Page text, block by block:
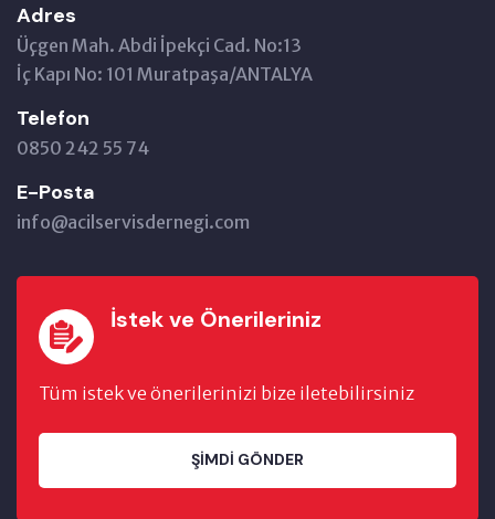
Adres
Üçgen Mah. Abdi İpekçi Cad. No:13
İç Kapı No: 101 Muratpaşa/ANTALYA
Telefon
0850 242 55 74
E-Posta
info@acilservisdernegi.com
İstek ve Önerileriniz
Tüm istek ve önerilerinizi bize iletebilirsiniz
ŞIMDI GÖNDER